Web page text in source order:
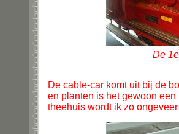
De
De cable-car komt uit bij de
en planten is het gewoon
theehuis wordt ik zo